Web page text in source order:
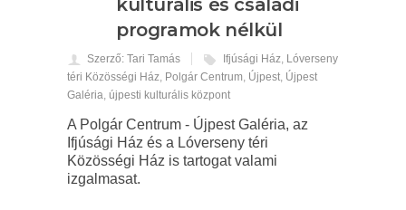
kulturális és családi
programok nélkül
Szerző: Tari Tamás Ifjúsági Ház, Lóverseny
téri Közösségi Ház, Polgár Centrum, Újpest, Újpest
Galéria, újpesti kulturális központ
A Polgár Centrum - Újpest Galéria, az
Ifjúsági Ház és a Lóverseny téri
Közösségi Ház is tartogat valami
izgalmasat.